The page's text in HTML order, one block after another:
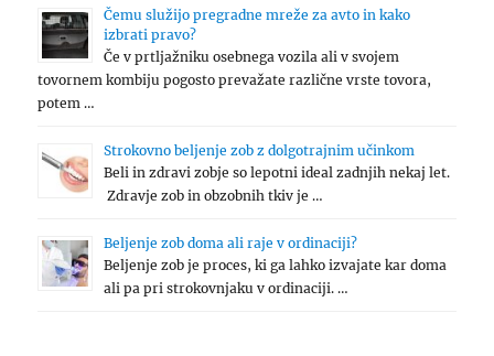
Čemu služijo pregradne mreže za avto in kako
izbrati pravo?
Če v prtljažniku osebnega vozila ali v svojem
tovornem kombiju pogosto prevažate različne vrste tovora,
potem …
Strokovno beljenje zob z dolgotrajnim učinkom
Beli in zdravi zobje so lepotni ideal zadnjih nekaj let.
Zdravje zob in obzobnih tkiv je …
Beljenje zob doma ali raje v ordinaciji?
Beljenje zob je proces, ki ga lahko izvajate kar doma
ali pa pri strokovnjaku v ordinaciji. …